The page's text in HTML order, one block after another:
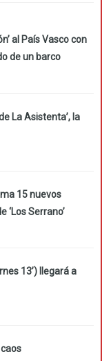
al País Vasco con
de un barco
La Asistenta’, la
15 nuevos
‘Los Serrano’
13’) llegará a